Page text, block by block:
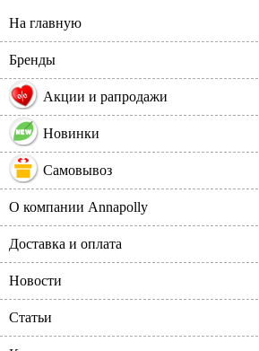
На главную
Бренды
% Акции и рапродажи
Новинки
Самовывоз
О компании Annapolly
Доставка и оплата
Новости
Статьи